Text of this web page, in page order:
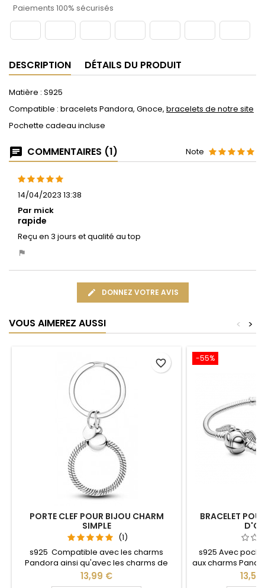
Paiements 100% sécurisés
DESCRIPTION DÉTAILS DU PRODUIT
Matière : S925
Compatible : bracelets Pandora, Gnoce, bracelets de notre site
Pochette cadeau incluse
COMMENTAIRES (1) Note
14/04/2023 13:38
Par mick
rapide
Reçu en 3 jours et qualité au top
DONNEZ VOTRE AVIS
VOUS AIMEREZ AUSSI >
<
PORTE CLEF POUR BIJOU CHARM
SIMPLE
(1)
s925 Compatible avec les charms
Pandora ainsi qu'avec les charms de
notre site idéal pour : Noël, Saint Valentin,
anniversaire, anniversaire de mariage
Prix
13,99 €
favorite_border -55%
BRACELET
s925 Avec
aux charms
de notre site
Valentin,
Prix